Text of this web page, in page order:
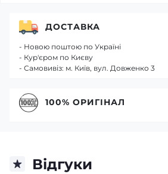
Відгуки
ДОСТАВКА
- Новою поштою по Україні
- Кур'єром по Києву
- Самовивіз: м. Київ, вул. Довженко 3
100% ОРИГІНАЛ